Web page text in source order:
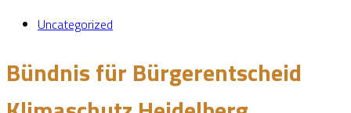
Uncategorized
Bündnis für Bürgerentscheid